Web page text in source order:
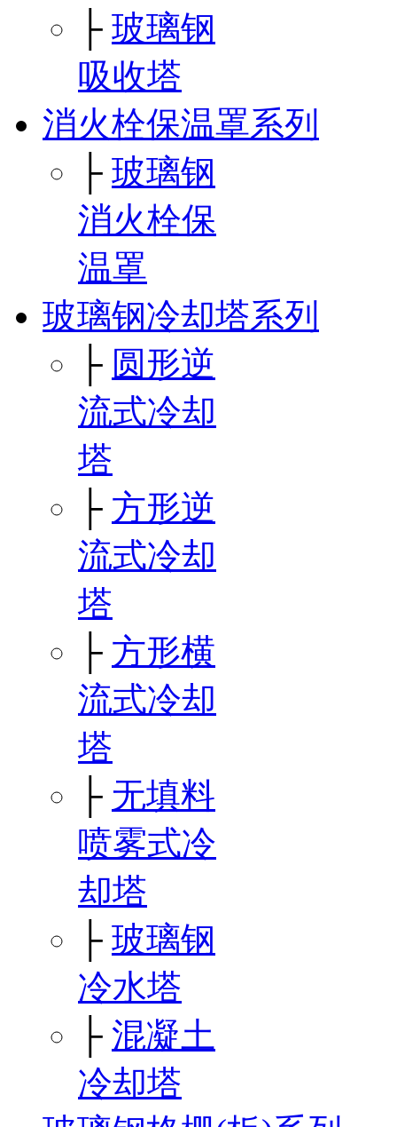
├ 玻璃钢
吸收塔
消火栓保温罩系列
├ 玻璃钢
消火栓保
温罩
玻璃钢冷却塔系列
├ 圆形逆
流式冷却
塔
├ 方形逆
流式冷却
塔
├ 方形横
流式冷却
塔
├ 无填料
喷雾式冷
却塔
├ 玻璃钢
冷水塔
├ 混凝土
冷却塔